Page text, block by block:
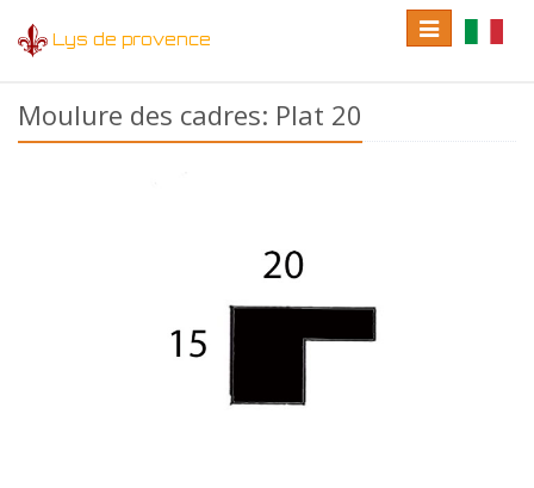
Lys de provence
language
Toggle
navigation
Moulure des cadres: Plat 20